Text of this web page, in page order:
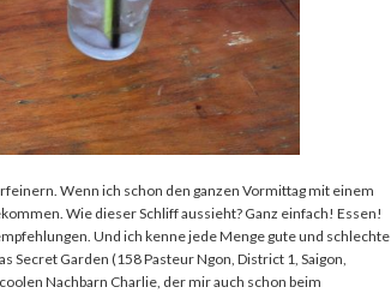
Wenn ich schon den ganzen Vormittag mit einem
Wie dieser Schliff aussieht? Ganz einfach! Essen!
Und ich kenne jede Menge gute und schlechte
Secret Garden (158 Pasteur Ngon, District 1, Saigon,
Nachbarn Charlie, der mir auch schon beim